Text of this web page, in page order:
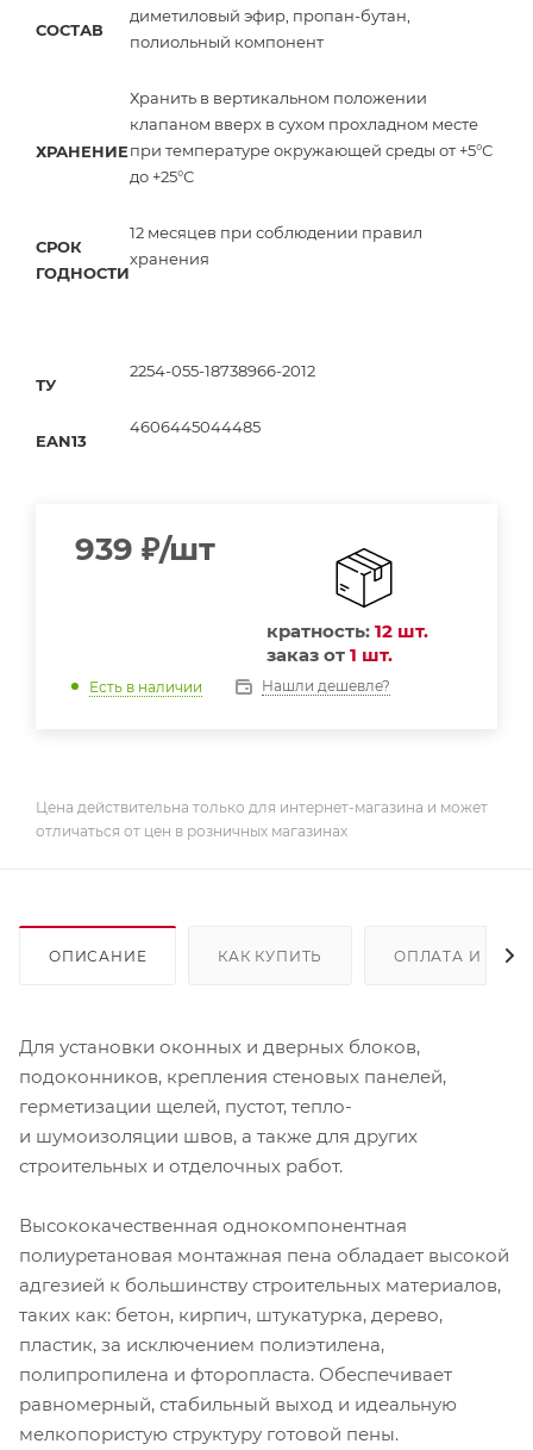
СОСТАВ
диметиловый эфир, пропан-бутан,
полиольный компонент
ХРАНЕНИЕ
Хранить в вертикальном положении
клапаном вверх в сухом прохладном месте
при температуре окружающей среды от +5°С
до +25°С
СРОК
ГОДНОСТИ
12 месяцев при соблюдении правил
хранения
ТУ
2254-055-18738966-2012
EAN13
4606445044485
939 ₽/шт
кратность: 12 шт.
заказ от 1 шт.
Есть в наличии Нашли дешевле?
Цена действительна только для интернет-магазина и может
отличаться от цен в розничных магазинах
ОПИСАНИЕ КАК КУПИТЬ ОПЛАТА И
Для установки оконных и дверных блоков,
подоконников, крепления стеновых панелей,
герметизации щелей, пустот, тепло-
и шумоизоляции швов, а также для других
строительных и отделочных работ.
Высококачественная однокомпонентная
полиуретановая монтажная пена обладает высокой
адгезией к большинству строительных материалов,
таких как: бетон, кирпич, штукатурка, дерево,
пластик, за исключением полиэтилена,
полипропилена и фторопласта. Обеспечивает
равномерный, стабильный выход и идеальную
мелкопористую структуру готовой пены.